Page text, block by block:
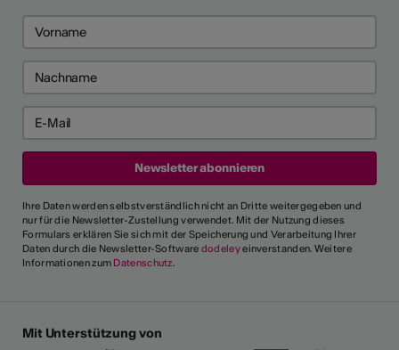
Ihre Daten werden selbstverständlich nicht an Dritte weitergegeben und
nur für die Newsletter-Zustellung verwendet. Mit der Nutzung dieses
Formulars erklären Sie sich mit der Speicherung und Verarbeitung Ihrer
Daten durch die Newsletter-Software dodeleyeinverstanden. Weitere
Informationen zum Datenschutz.
Mit Unterstützung von